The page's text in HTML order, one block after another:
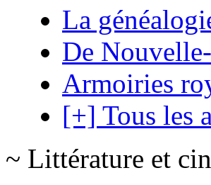
La
De
Armoiries
[+] Tous les
~ Littérature et